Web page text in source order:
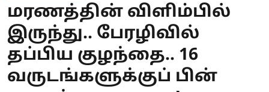
மரணத்தின் விளிம்பில்
இருந்து.. பேரழிவில்
தப்பிய குழந்தை.. 16
வருடங்களுக்குப் பின்